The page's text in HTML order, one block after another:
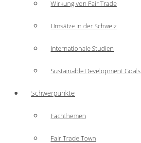
Wirkung von Fair Trade
Umsätze in der Schweiz
Internationale Studien
Sustainable Development Goals
Schwerpunkte
Fachthemen
Fair Trade Town